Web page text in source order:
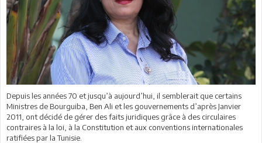
Depuis les années 70 et jusqu’à aujourd’hui, il semblerait que certains
Ministres de Bourguiba, Ben Ali et les gouvernements d’après Janvier
2011, ont décidé de gérer des faits juridiques grâce à des circulaires
contraires à la loi, à la Constitution et aux conventions internationales
ratifiées par la Tunisie.